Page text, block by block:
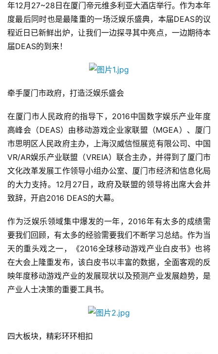
年12月27~28日在厦门帝元维多利亚大酒店举行。作为本年
度最后同时也是最隆重的一场泛娱乐盛典，本届DEAS的议
程近日已新鲜出炉，让我们一边探寻其中亮点，一边期待本
届DEAS的到来！
牵手厦门市政府，打造泛娱乐盛会
在厦门市人民政府的指导下，2016中国数字娱乐产业年度
高峰会（DEAS）由移动游戏企业家联盟（MGEA）、厦门
市思明区人民政府主办，上海汉威信恒展览有限公司、中国
VR/AR娱乐产业联盟（VREIA）联合主办，并得到了厦门市
文化改革发展工作领导小组办公室、厦门市经济和信息化局
的大力支持。12月27日，政府及联盟的领导将出席大会并
致辞，开启2016 DEAS的大幕。
作为泛娱乐领域集中爆发的一年，2016年有太多的成绩需
要我们回顾，有太多的经验需要我们不断学习总结。作为当
天的重头戏之一，《2016全球移动游戏产业白皮书》也将
在大会上隆重发布，该白皮书以丰富的数据，全面客观的反
映年度移动游戏产业的发展现状以及预测产业发展趋势，是
产业人士决策的重要工具书。
四大板块，精彩环环相扣